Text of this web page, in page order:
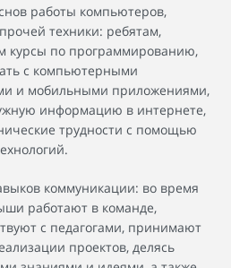
работы компьютеров,
техники: ребятам,
курсы по программированию,
с компьютерными
и мобильными приложениями,
информацию в интернете,
трудности с помощью
коммуникации: во время
работают в команде,
с педагогами, принимают
проектов, делясь